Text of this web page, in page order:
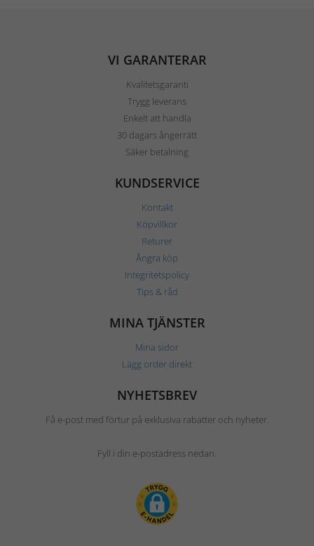
VI GARANTERAR
Kvalitetsgaranti
Trygg leverans
Enkelt att handla
30 dagars ångerrätt
Säker betalning
KUNDSERVICE
Kontakt
Köpvillkor
Returer
Ångra köp
Integritetspolicy
Tips & råd
MINA TJÄNSTER
Mina sidor
Lägg order direkt
NYHETSBREV
Få e-post med förtur på exklusiva rabatter och nyheter.
Fyll i din e-postadress nedan.